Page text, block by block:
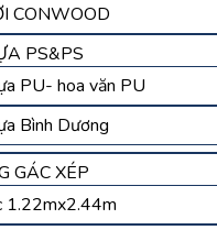
CONWOOD
PS&PS
PU- hoa văn PU
Bình Dương
GÁC XÉP
1.22mx2.44m